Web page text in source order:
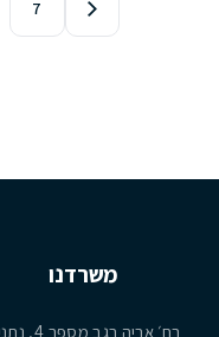
7
משרדנו
רח׳ אריה רגב מספר 4, נתניה